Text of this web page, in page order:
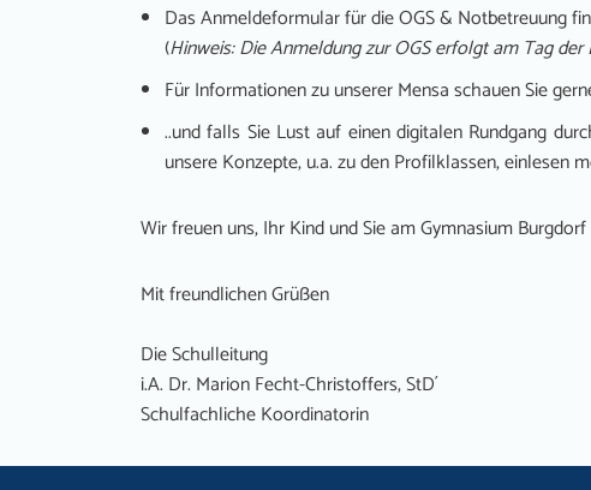
Das Anmeldeformular für die OGS & Notbetreuung
(Hinweis: Die Anmeldung zur OGS erfolgt am Tag der
Für Informationen zu unserer Mensa schauen Sie
..und falls Sie Lust auf einen digitalen Rundgang
unsere Konzepte, u.a. zu den Profilklassen, einlesen
Wir freuen uns, Ihr Kind und Sie am Gymnasium
Mit freundlichen Grüßen
Die Schulleitung
i.A. Dr. Marion Fecht-Christoffers, StD´
Schulfachliche Koordinatorin